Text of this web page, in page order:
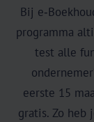
Bij
programma
test alle
eerste 15
gratis. Zo